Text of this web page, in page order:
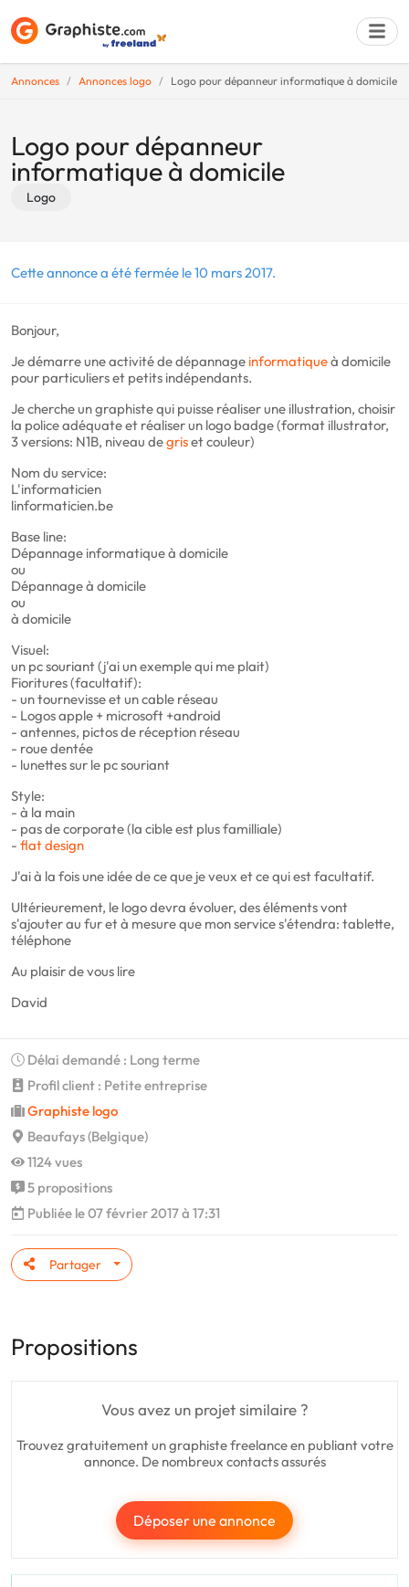
Annonces Annonces logo Logo pour dépanneur informatique à domicile
Logo pour dépanneur
informatique à domicile
Logo
Cette annonce a été fermée le 10 mars 2017.
Bonjour,
Je démarre une activité de dépannage informatiqueà domicile
pour particuliers et petits indépendants.
Je cherche un graphiste qui puisse réaliser une illustration, choisir
la police adéquate et réaliser un logo badge (format illustrator,
3 versions: N1B, niveau degriset couleur)
Nom du service:
L'informaticien
linformaticien.be
Base line:
Dépannage informatique à domicile
ou
Dépannage à domicile
ou
à domicile
Visuel:
un pc souriant (j'ai un exemple qui me plait)
Fioritures (facultatif):
- un tournevisse et un cable réseau
- Logos apple + microsoft +android
- antennes, pictos de réception réseau
- roue dentée
- lunettes sur le pc souriant
Style:
- à la main
- pas de corporate (la cible est plus familliale)
- flat design
J'ai à la fois une idée de ce que je veux et ce qui est facultatif.
Ultérieurement, le logo devra évoluer, des éléments vont
s'ajouter au fur et à mesure que mon service s'étendra: tablette,
téléphone
Au plaisir de vous lire
David
Délai demandé : Long terme
Profil client : Petite entreprise
Graphiste logo
Beaufays (Belgique)
1124 vues
5 propositions
Publiée le 07 février 2017 à 17:31
Partager
Propositions
Vous avez un projet similaire ?
Trouvez gratuitement un graphiste freelance en publiant votre
annonce. De nombreux contacts assurés
Déposer une annonce